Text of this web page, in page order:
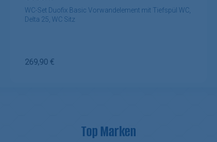
WC-Set Duofix Basic Vorwandelement mit Tiefspül WC,
Delta 25, WC Sitz
Regulärer Preis:
269,90 €
Top Marken